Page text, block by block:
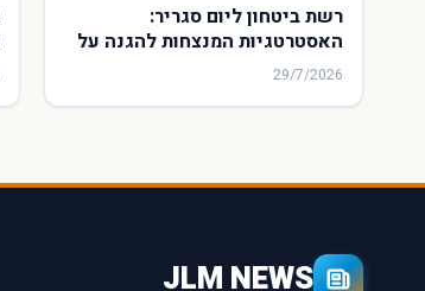
רשת ביטחון ליום סגריר:
האסטרטגיות המנצחות להגנה על
ההון והעתיד הכלכלי של
29/7/2026
JLM NEWS